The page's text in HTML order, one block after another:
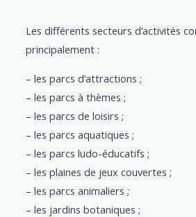
Les différents secteurs d’activités
principalement :
– les parcs d’attractions ;
– les parcs à thèmes ;
– les parcs de loisirs ;
– les parcs aquatiques ;
– les parcs ludo-éducatifs ;
– les plaines de jeux couvertes ;
– les parcs animaliers ;
– les jardins botaniques ;